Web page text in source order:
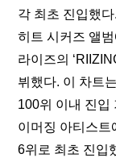
각 최초 진입했
히트 시커즈 앨
라이즈의
뷔했다. 이 차트
100위 이내 진입
이머징 아티스트
6위로 최초 진입